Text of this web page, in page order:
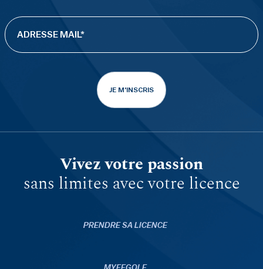
JE M'INSCRIS
Vivez votre passion
sans limites avec votre licence
PRENDRE SA LICENCE